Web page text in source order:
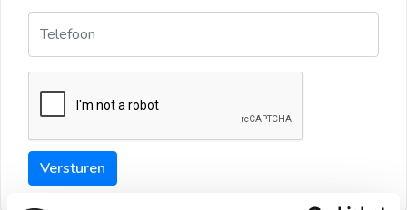
Versturen